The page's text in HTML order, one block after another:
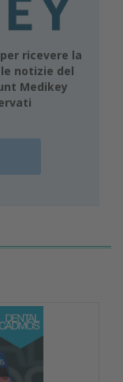
ricevere la
notizie del
Medikey